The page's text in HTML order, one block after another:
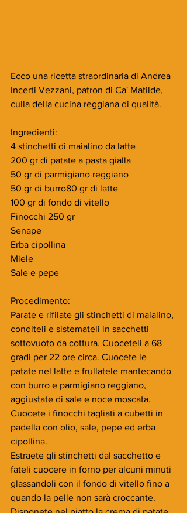
Ecco una ricetta straordinaria di Andrea
Incerti Vezzani, patron di Ca' Matilde,
culla della cucina reggiana di qualità.
Ingredienti:
4 stinchetti di maialino da latte
200 gr di patate a pasta gialla
50 gr di parmigiano reggiano
50 gr di burro80 gr di latte
100 gr di fondo di vitello
Finocchi 250 gr
Senape
Erba cipollina
Miele
Sale e pepe
Procedimento:
Parate e rifilate gli stinchetti di maialino,
conditeli e sistemateli in sacchetti
sottovuoto da cottura. Cuoceteli a 68
gradi per 22 ore circa. Cuocete le
patate nel latte e frullatele mantecando
con burro e parmigiano reggiano,
aggiustate di sale e noce moscata.
Cuocete i finocchi tagliati a cubetti in
padella con olio, sale, pepe ed erba
cipollina.
Estraete gli stinchetti dal sacchetto e
fateli cuocere in forno per alcuni minuti
glassandoli con il fondo di vitello fino a
quando la pelle non sarà croccante.